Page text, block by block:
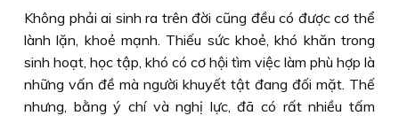
Không phải ai sinh ra trên đời cũng đều có được cơ thể
lành lặn, khoẻ mạnh. Thiếu sức khoẻ, khó khăn trong
sinh hoạt, học tập, khó có cơ hội tìm việc làm phù hợp là
những vấn đề mà người khuyết tật đang đối mặt. Thế
nhưng, bằng ý chí và nghị lực, đã có rất nhiều tấm